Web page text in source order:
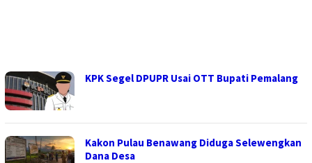
KPK Segel DPUPR Usai OTT Bupati Pemalang
Kakon Pulau Benawang Diduga Selewengkan
Dana Desa